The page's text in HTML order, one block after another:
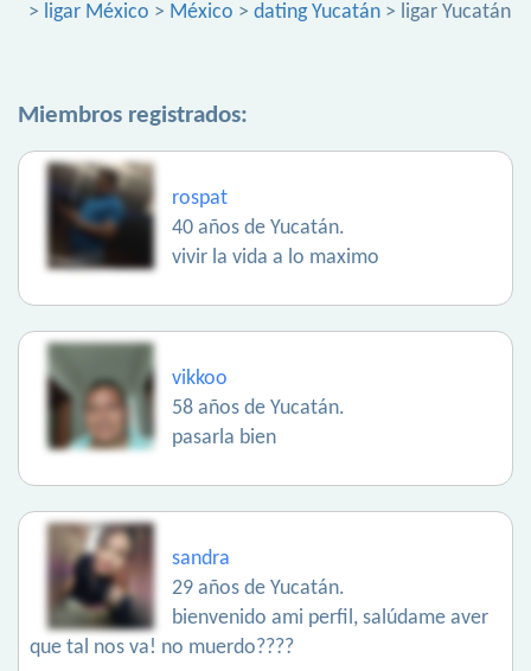
> ligar México > México > dating Yucatán > ligar Yucatán
Miembros registrados:
rospat
40 años de Yucatán.
vivir la vida a lo maximo
vikkoo
58 años de Yucatán.
pasarla bien
sandra
29 años de Yucatán.
bienvenido ami perfil, salúdame aver
que tal nos va! no muerdo????